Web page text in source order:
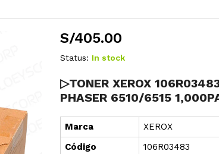
S/405.00
Status: In stock
▷TONER XEROX
PHASER 6510/6515
Marca
XEROX
Código
106R03483